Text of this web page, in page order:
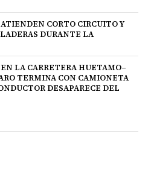
CORTO CIRCUITO Y
DURANTE LA
LA CARRETERA HUETAMO–
TERMINA CON CAMIONETA
DESAPARECE DEL